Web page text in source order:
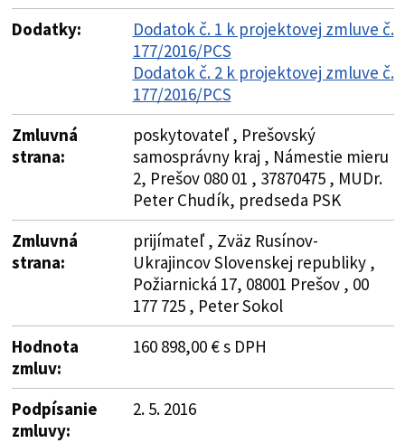
Dodatky:
Dodatok č. 1 k projektovej zmluve č.
177/2016/PCS
Dodatok č. 2 k projektovej zmluve č.
177/2016/PCS
Zmluvná
strana:
poskytovateľ , Prešovský
samosprávny kraj , Námestie mieru
2, Prešov 080 01 , 37870475 , MUDr.
Peter Chudík, predseda PSK
Zmluvná
strana:
prijímateľ , Zväz Rusínov-
Ukrajincov Slovenskej republiky ,
Požiarnická 17, 08001 Prešov , 00
177 725 , Peter Sokol
Hodnota
zmluv:
160 898,00 € s DPH
Podpísanie
zmluvy:
2. 5. 2016